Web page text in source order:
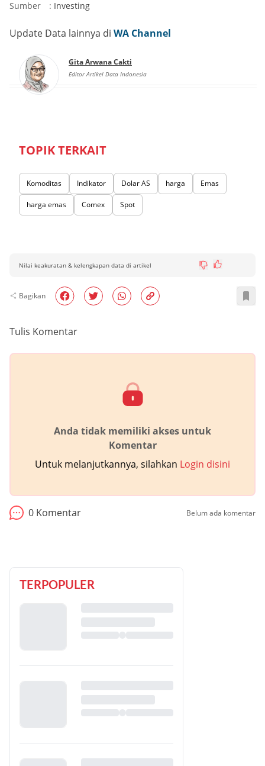
Sumber : Investing
Update Data lainnya di WA Channel
Gita Arwana Cakti
Editor Artikel Data Indonesia
TOPIK TERKAIT
Komoditas Indikator Dolar AS harga Emas
harga emas Comex Spot
Nilai keakuratan & kelengkapan data di artikel
Bagikan
Tulis Komentar
Anda tidak memiliki akses untuk
Komentar
Untuk melanjutkannya, silahkan Login disini
0 Komentar Belum ada komentar
TERPOPULER